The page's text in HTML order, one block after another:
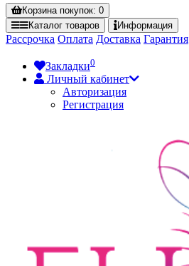
Корзинапокупок: 0
Каталог товаров Информация
Рассрочка Оплата Доставка Гарантия
Закладки0
Личный кабинет
Авторизация
Регистрация